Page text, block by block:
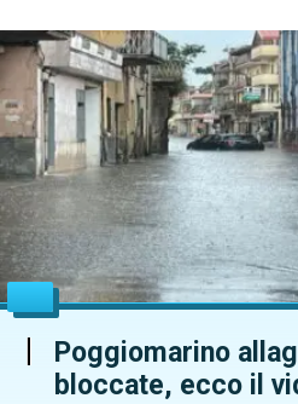
Poggiomarino
bloccate, ecco il